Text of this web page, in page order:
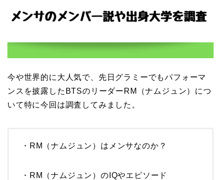
今や世界的に大人気で、先日グラミーでもパフォーマ
ンスを披露したBTSのリーダーRM（ナムジュン）につ
いて特に今回は調査してみました。
・RM（ナムジュン）はメンサなのか？
・RM（ナムジュン）のIQやエピソード